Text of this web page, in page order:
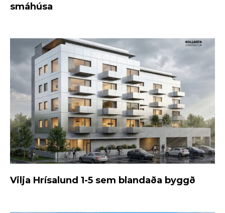
smáhúsa
Vilja Hrísalund 1-5 sem blandaða byggð